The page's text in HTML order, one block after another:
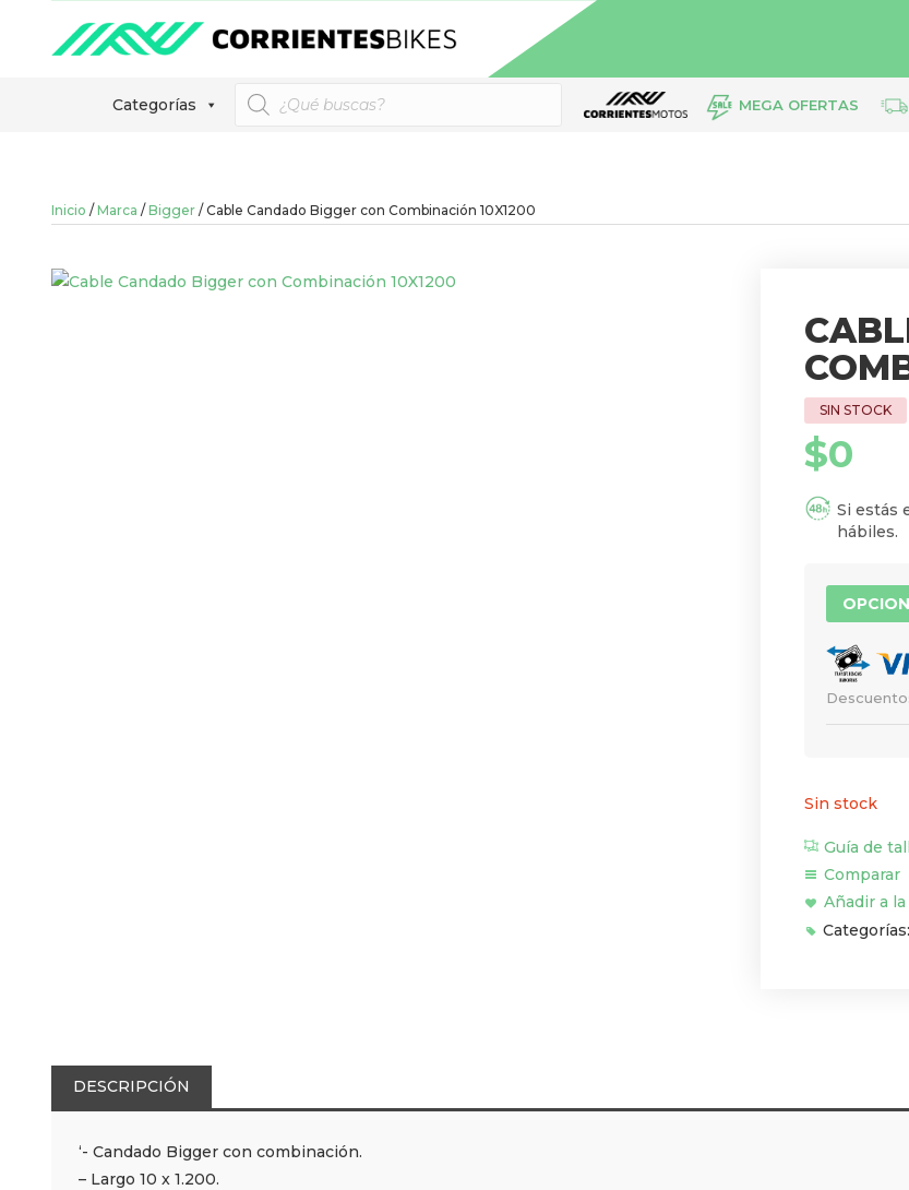
Categorías
Búsqueda
de
productos
MEGA OFERTAS
Inicio / Marca / Bigger / Cable Candado Bigger con Combinación 10X1200
$0
Sin stock
Guía de
Comparar
Añadir a
Categorías:
Si estás
hábiles.
DESCRIPCIÓN
‘- Candado Bigger con combinación.
– Largo 10 x 1.200.